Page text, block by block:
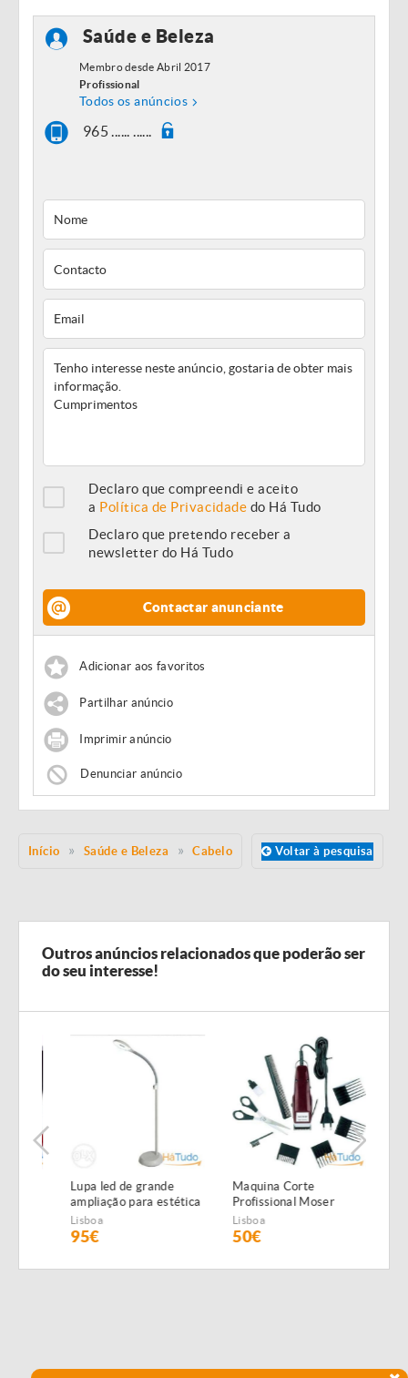
Saúde e Beleza
Membro desde Abril 2017
Profissional
Todos os anúncios
965 ...... ......
Declaro que compreendi e aceito
a Política de Privacidade do Há Tudo
Declaro que pretendo receber a
newsletter do Há Tudo
Contactar anunciante
Adicionar aos favoritos
Partilhar anúncio
Imprimir anúncio
Denunciar anúncio
Início Saúde e Beleza Cabelo Voltar à pesquisa
Outros anúncios relacionados que poderão ser
do seu interesse!
Lupa led de grande
ampliação para estética
NOVA
Lisboa
95€
Maquina Corte
Profissional Moser
1400 NOVA
Lisboa
50€